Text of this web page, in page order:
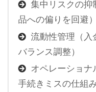
集中リスクの抑
品への偏りを回避）
流動性管理（入
バランス調整）
オペレーショナ
手続きミスの仕組み